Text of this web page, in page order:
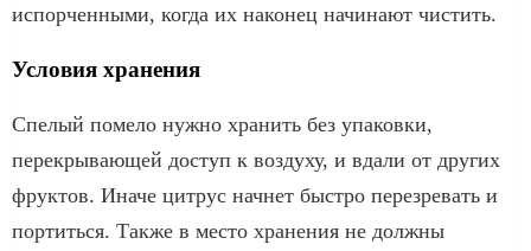
испорченными, когда их наконец начинают чистить.
Условия хранения
Спелый помело нужно хранить без упаковки,
перекрывающей доступ к воздуху, и вдали от других
фруктов. Иначе цитрус начнет быстро перезревать и
портиться. Также в место хранения не должны